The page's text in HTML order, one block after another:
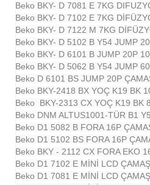
Beko BKY- D 7081 E 7KG
Beko BKY- D 7102 E 7KG
Beko BKY- D 7122 M 7KG
Beko BKY- D 5102 B Y54 JUMP
Beko BKY- D 6101 B JUMP 20P
Beko BKY- D 5062 B Y54 JUMP
Beko D 6101 BS JUMP 20P
Beko BKY-2418 BX YOÇ K19 BK
Beko BKY-2313 CX YOÇ K19 BK
Beko DNM ALTUS1001-TÜR B1
Beko D1 5082 B FORA 16P
Beko D1 5102 BS FORA 16P
Beko BKY - 2112 CX FORA EKO
Beko D1 7102 E MİNİ LCD
Beko D1 7081 E MİNİ LCD